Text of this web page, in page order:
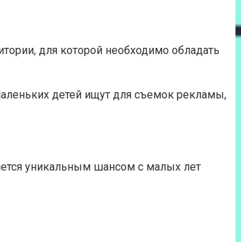
для которой необходимо обладать
детей ищут для съемок рекламы,
уникальным шансом с малых лет